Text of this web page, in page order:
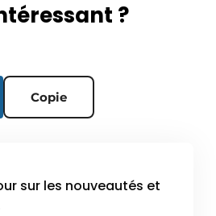
?
Copie
sur les nouveautés et